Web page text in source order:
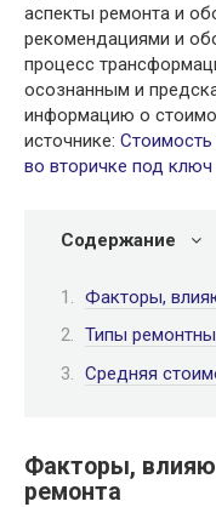
аспекты ремонта и
рекомендациями и
процесс
осознанным и
информацию о
источнике:
во вторичке под ключ
Содержание
Факторы,
Типы
Средняя
Факторы,
ремонта